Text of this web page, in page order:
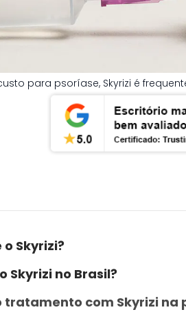
para psoríase, Skyrizi é
Skyrizi?
Skyrizi no Brasil?
tratamento com Skyrizi na